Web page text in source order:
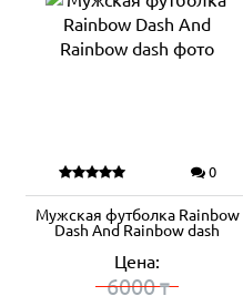
0
Мужская футболка Rainbow
Dash And Rainbow dash
Цена:
6000₸